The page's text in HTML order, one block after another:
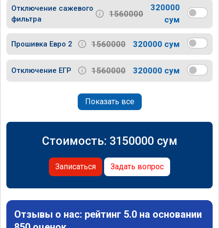
Отключение сажевого
фильтра
1560000
320000
сум
Прошивка Евро 2 1560000 320000 сум
Отключение ЕГР 1560000 320000 сум
Показать все
Стоимость: 3150000 сум
Записаться Задать вопрос
Отзывы о нас: рейтинг 5.0 на основании